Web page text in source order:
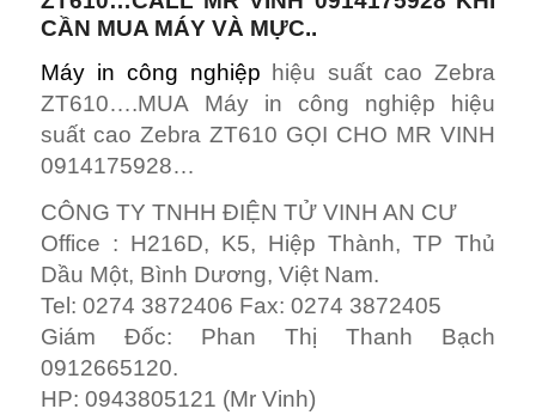
CẦN MUA MÁY VÀ MỰC..
Máy in công nghiệp hiệu suất cao Zebra
ZT610….MUA Máy in công nghiệp hiệu
suất cao Zebra ZT610 GỌI CHO MR VINH
0914175928…
CÔNG TY TNHH ĐIỆN TỬ VINH AN CƯ
Office : H216D, K5, Hiệp Thành, TP Thủ
Dầu Một, Bình Dương, Việt Nam.
Tel: 0274 3872406 Fax: 0274 3872405
Giám Đốc: Phan Thị Thanh Bạch
0912665120.
HP: 0943805121 (Mr Vinh)